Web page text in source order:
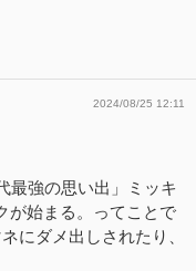
2024/08/25 12:11
最強の思い出」ミッキ
が始まる。ってことで
にダメ出しされたり、